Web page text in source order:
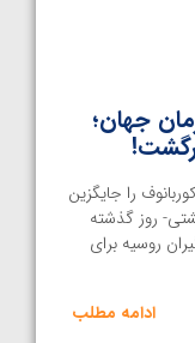
جهان؛
را جایگزین
کشتی- روز گذشته
روسیه برای
ادامه مطلب